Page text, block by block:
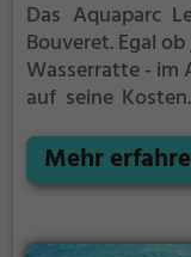
Das Aquaparc
Bouveret.Egal
Wasserratte - im
auf seine
Aquaparc Le
Mehr